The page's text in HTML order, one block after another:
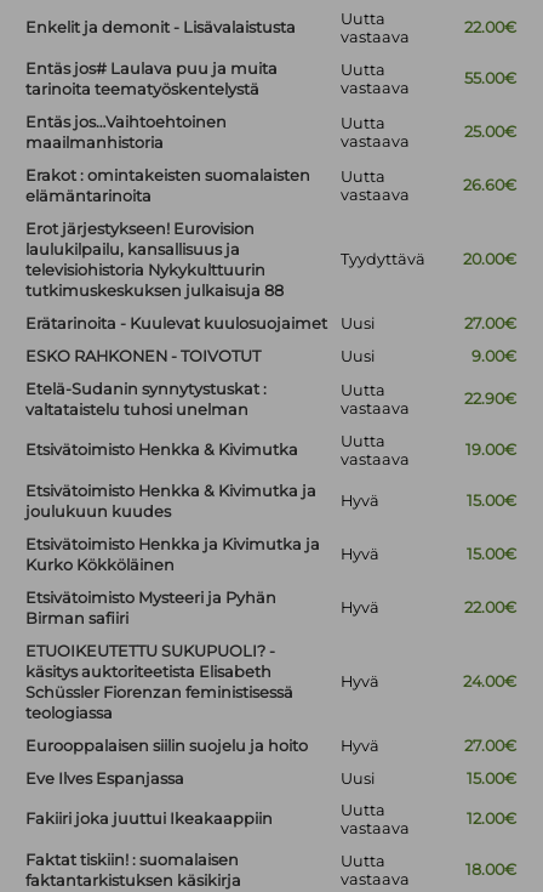
Enkelit ja demonit - Lisävalaistusta
Uutta
vastaava
22.00€
Entäs jos# Laulava puu ja muita
tarinoita teematyöskentelystä
Uutta
vastaava
55.00€
Entäs jos…Vaihtoehtoinen
maailmanhistoria
Uutta
vastaava
25.00€
Erakot : omintakeisten suomalaisten
elämäntarinoita
Uutta
vastaava
26.60€
Erot järjestykseen! Eurovision
laulukilpailu, kansallisuus ja
televisiohistoria Nykykulttuurin
tutkimuskeskuksen julkaisuja 88
Tyydyttävä 20.00€
Erätarinoita - Kuulevat kuulosuojaimet Uusi
27.00€
ESKO RAHKONEN - TOIVOTUT
Uusi
9.00€
Etelä-Sudanin synnytystuskat :
valtataistelu tuhosi unelman
Uutta
vastaava
22.90€
Etsivätoimisto Henkka & Kivimutka
Uutta
vastaava
19.00€
Etsivätoimisto Henkka & Kivimutka ja
joulukuun kuudes
Hyvä 15.00€
Etsivätoimisto Henkka ja Kivimutka ja
Kurko Kökköläinen
Hyvä 15.00€
Etsivätoimisto Mysteeri ja Pyhän
Birman safiiri
Hyvä 22.00€
ETUOIKEUTETTU SUKUPUOLI? -
käsitys auktoriteetista Elisabeth
Schüssler Fiorenzan feministisessä
teologiassa
Hyvä 24.00€
Eurooppalaisen siilin suojelu ja hoito Hyvä
27.00€
Eve Ilves Espanjassa
Uusi 15.00€
Fakiiri joka juuttui Ikeakaappiin
Uutta
vastaava
12.00€
Faktat tiskiin! : suomalaisen
faktantarkistuksen käsikirja
Uutta
vastaava
18.00€